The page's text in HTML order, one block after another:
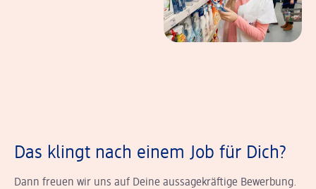
Das klingt nach einem Job für Dich?
Dann freuen wir uns auf Deine aussagekräftige Bewerbung.